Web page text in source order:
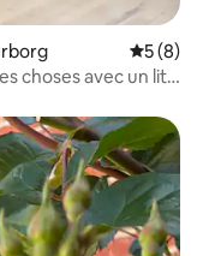
5 (8)
choses avec un lit